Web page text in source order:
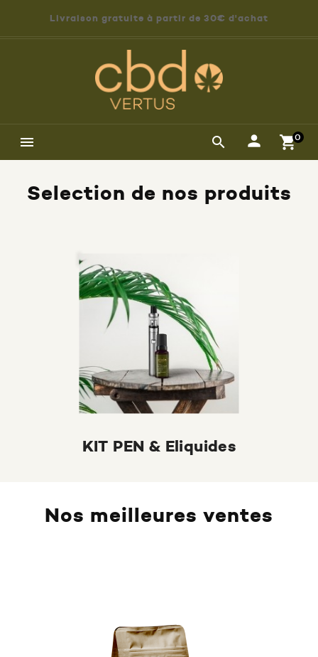
Livraison gratuite à partir de 30€ d'achat
  0
Selection de nos produits
KIT PEN & Eliquides
Nos meilleures ventes